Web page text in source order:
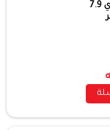
بكر كاشير حراري 7.9